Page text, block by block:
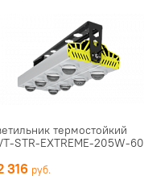
термостойкий
STR-EXTREME-205W-60
316